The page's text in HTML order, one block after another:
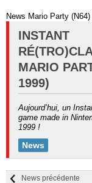
News Mario Party (N64)
INSTANT
MARIO
1999)
Aujourd’hui, un
game made in
1999 !
News
News précédente